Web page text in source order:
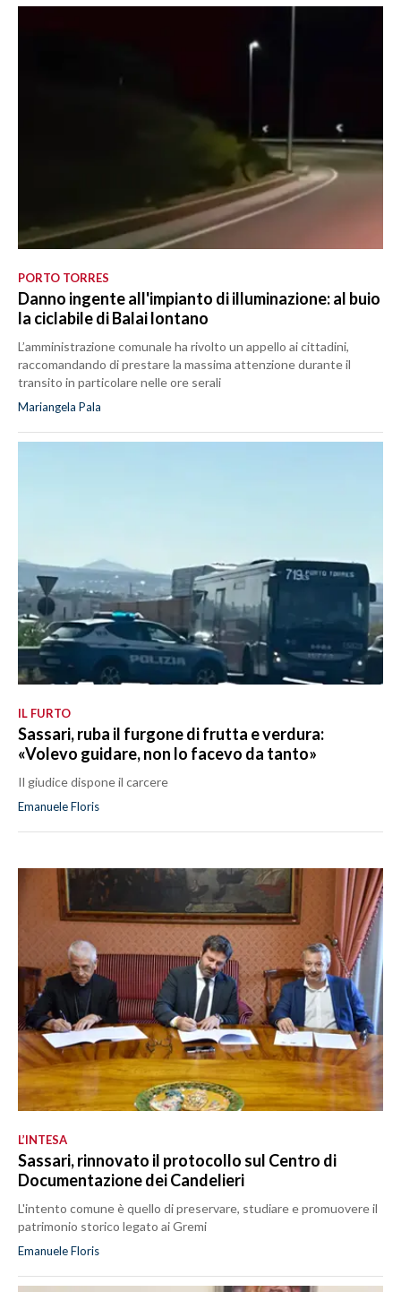
PORTO TORRES
Danno ingente all'impianto di illuminazione: al buio
la ciclabile di Balai lontano
L’amministrazione comunale ha rivolto un appello ai cittadini,
raccomandando di prestare la massima attenzione durante il
transito in particolare nelle ore serali
Mariangela Pala
IL FURTO
Sassari, ruba il furgone di frutta e verdura:
«Volevo guidare, non lo facevo da tanto»
Il giudice dispone il carcere
Emanuele Floris
L’INTESA
Sassari, rinnovato il protocollo sul Centro di
Documentazione dei Candelieri
L'intento comune è quello di preservare, studiare e promuovere il
patrimonio storico legato ai Gremi
Emanuele Floris